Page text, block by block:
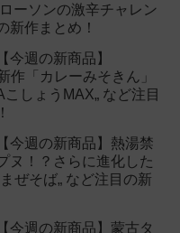
ーソンの激辛チャレン
新作まとめ！
今週の新商品】
作「カレーみそきん」
こしょうMAX„ など注目
今週の新商品】熱湯禁
ヌ！？さらに進化した
ぜそば„ など注目の新
今週の新商品】蒙古タ